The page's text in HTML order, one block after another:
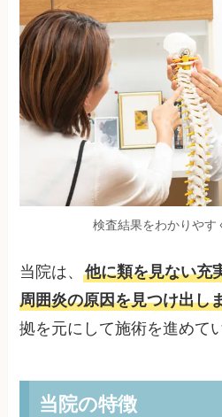
検査結果をわかりやす
当院は、他に類を見ない充
周囲炎の原因を見つけ出し
拠を元にして施術を進めて
当院の特徴